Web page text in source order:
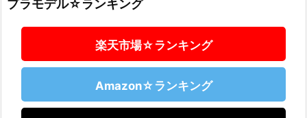
プラモデル☆ランキング
楽天市場☆ランキング
Amazon☆ランキング